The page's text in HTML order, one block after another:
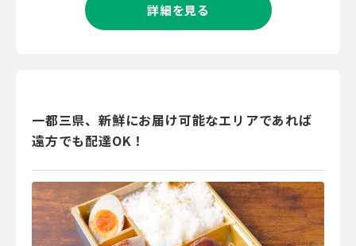
詳細を見る
一都三県、新鮮にお届け可能なエリアであれば
遠方でも配達OK！